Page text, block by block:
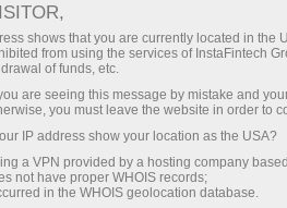
چارٹس
تجارت کے لیے بہترین شرائط کے
تفصیلات کے جدول۔ انسٹا
ہوں اور آج ہی اپنا منافع
بڑھائیں!
shows that you are currently located in the
from using the services of InstaFintech
of funds, etc.
are seeing this message by mistake and
you must leave the website in order to
IP address show your location as the USA?
a VPN provided by a hosting company
not have proper WHOIS records;
in the WHOIS geolocation database.